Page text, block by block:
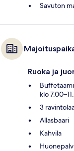
Savuton
Ruoka ja
klo
3
Allasbaari
Kahvila